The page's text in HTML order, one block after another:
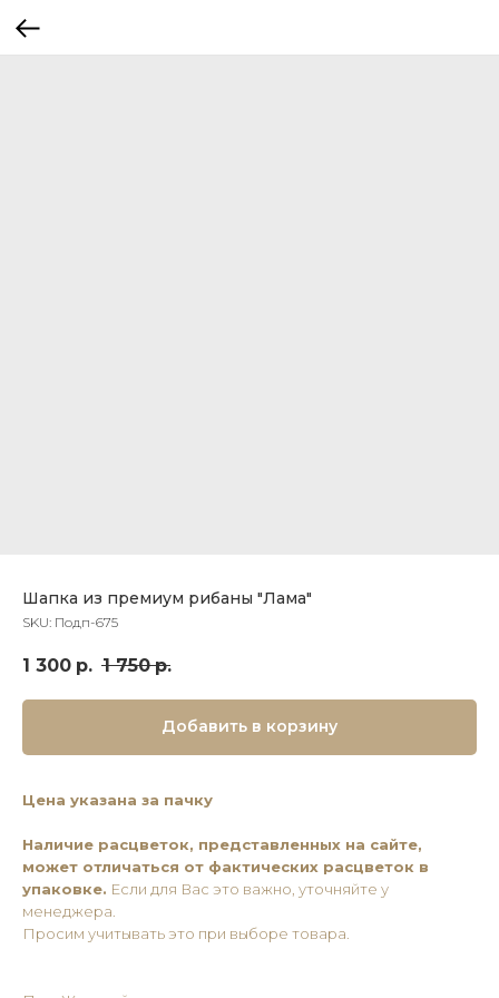
Шапка из премиум рибаны "Лама"
SKU: Подп-675
1 300 р. 1 750 р.
Добавить в корзину
Цена указана за пачку
Наличие расцветок, представленных на сайте,
может отличаться от фактических расцветок в
упаковке. Если для Вас это важно, уточняйте у
менеджера.
Просим учитывать это при выборе товара.